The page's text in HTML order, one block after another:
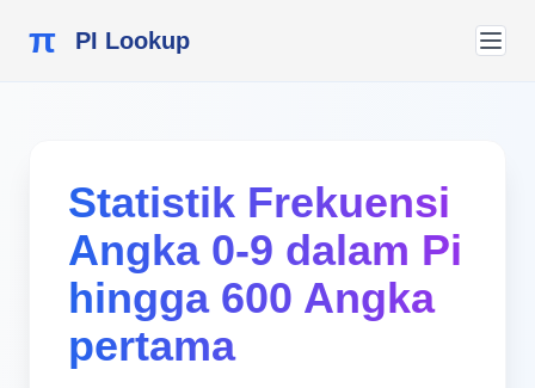
π PI Lookup
Statistik Frekuensi
Angka 0-9 dalam Pi
hingga 600 Angka
pertama